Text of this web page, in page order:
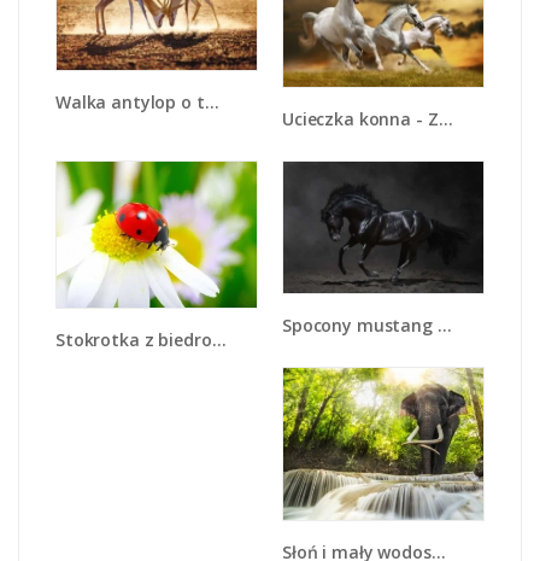
Walka antylop o terytorium - Z292
Ucieczka konna - Z179
Stokrotka z biedroneczką - Z015
Spocony mustang nocą - Z215
Słoń i mały wodospad - Z305